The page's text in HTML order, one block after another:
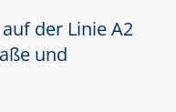
der Linie A2
und